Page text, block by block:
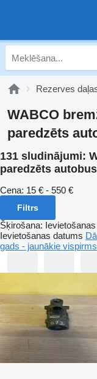
Rezerves
WABCO
paredzēts
131 sludinājumi:
paredzēts
Cena: 15 € - 550 €
Filtrs
Šķirošana:
Ievietošanas datums
gads - jaunākie vispirms